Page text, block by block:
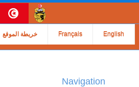
خريطة الموقع Français English
Navigation